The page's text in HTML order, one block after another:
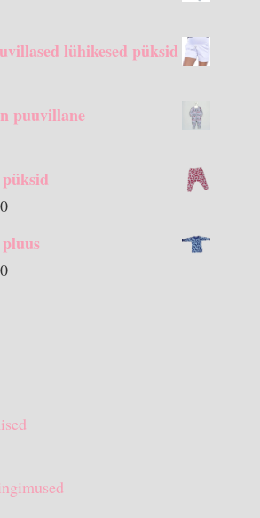
lühikesed püksid
puuvillane
Praegune
on:
Praegune